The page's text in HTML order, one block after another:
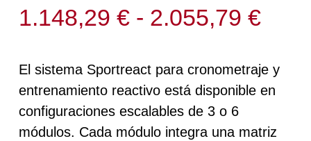
1.148,29€ - 2.055,79€
El sistema Sportreact para cronometraje y
entrenamiento reactivo está disponible en
configuraciones escalables de 3 o 6
módulos. Cada módulo integra una matriz